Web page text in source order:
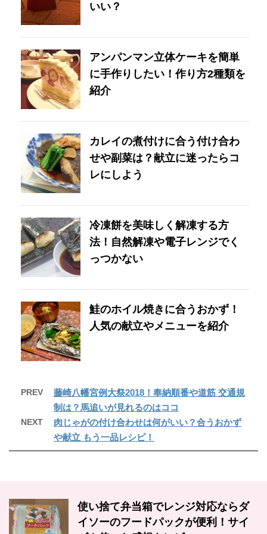
いい？
アンパンマン立体ケーキを簡単
に手作りしたい！作り方2種類を
紹介
カレイの煮付けに合う付け合わ
せや副菜は？献立に迷ったらコ
レにしよう
冷凍餅を美味しく解凍する方
法！自然解凍や電子レンジでく
っつかない
鮭のホイル焼きに合うおかず！
人気の献立やメニューを紹介
PREV
藤崎八幡宮例大祭2018！奉納順番や道筋 交通規
制は？馬追いが見れるのはココ
NEXT
肉じゃがの付け合わせは何がいい？合うおかず
や献立 もう一品レシピ！
使い捨て弁当箱でレンジ対応ならダ
イソーのフードパックが便利！サイ